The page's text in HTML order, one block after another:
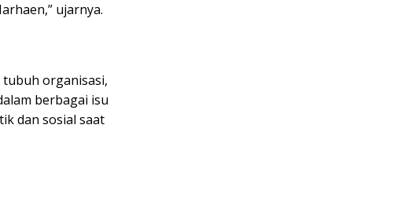
ujarnya.
organisasi,
berbagai isu
dan sosial saat